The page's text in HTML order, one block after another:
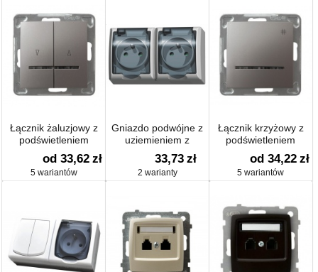
Łącznik żaluzjowy z
podświetleniem
od 33,62 zł
5 wariantów
Gniazdo podwójne z
uziemieniem z
przesłonami
33,73 zł
2 warianty
Łącznik krzyżowy z
podświetleniem
od 34,22 zł
5 wariantów